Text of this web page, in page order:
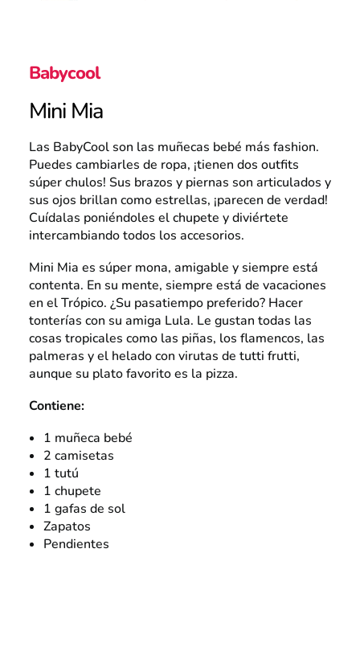
Intranet
España
Search
Babycool
Mini Mia
Las BabyCool son las muñecas bebé más fashion.
Puedes cambiarles de ropa, ¡tienen dos outfits
súper chulos! Sus brazos y piernas son articulados y
sus ojos brillan como estrellas, ¡parecen de verdad!
Cuídalas poniéndoles el chupete y diviértete
intercambiando todos los accesorios.
Mini Mia es súper mona, amigable y siempre está
contenta. En su mente, siempre está de vacaciones
en el Trópico. ¿Su pasatiempo preferido? Hacer
tonterías con su amiga Lula. Le gustan todas las
cosas tropicales como las piñas, los flamencos, las
palmeras y el helado con virutas de tutti frutti,
aunque su plato favorito es la pizza.
Contiene:
1 muñeca bebé
2 camisetas
1 tutú
1 chupete
1 gafas de sol
Zapatos
Pendientes